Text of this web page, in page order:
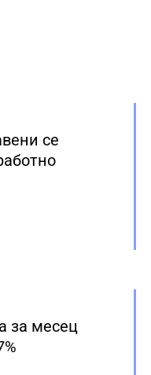
се
за месец